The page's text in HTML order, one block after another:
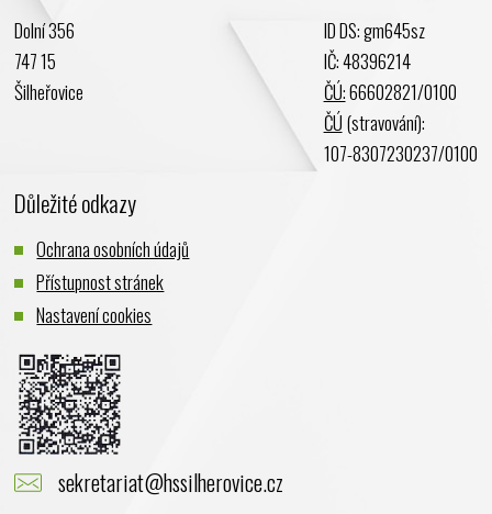
Dolní 356
747 15
Šilheřovice
ID DS: gm645sz
IČ: 48396214
ČÚ:66602821/0100
ČÚ (stravování):
107-8307230237/0100
Důležité odkazy
Ochrana osobních údajů
Přístupnost stránek
Nastavení cookies
sekretariat@hssilherovice.cz